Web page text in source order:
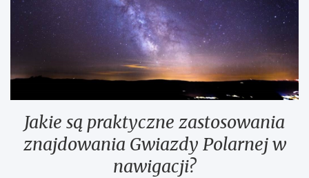
Jakie są praktyczne zastosowania
znajdowania Gwiazdy Polarnej w
nawigacji?